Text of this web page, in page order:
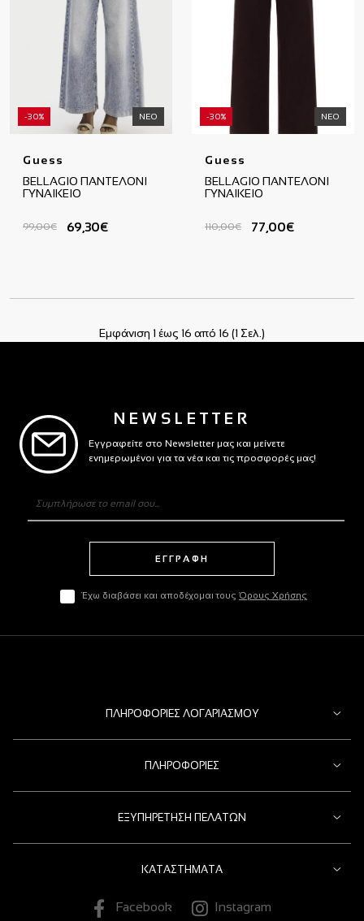
ΝΕΟ
-30%
Guess
BELLAGIO ΠΑΝΤΕΛΟΝΙ
ΓΥΝΑΙΚΕΙΟ
99,00€ 69,30€
ΝΕΟ
-30%
Guess
BELLAGIO ΠΑΝΤΕΛΟΝΙ
ΓΥΝΑΙΚΕΙΟ
110,00€ 77,00€
Εμφάνιση 1 έως 16 από 16 (1 Σελ.)
NEWSLETTER
Εγγραφείτε στο Newsletter μας και μείνετε
ενημερωμένοι για τα νέα και τις προσφορές μας!
ΕΓΓΡΑΦΗ
Έχω διαβάσει και αποδέχομαι τους Όρους Χρήσης
ΠΛΗΡΟΦΟΡΊΕΣ ΛΟΓΑΡΙΑΣΜΟΎ
ΠΛΗΡΟΦΟΡΊΕΣ
ΕΞΥΠΗΡΈΤΗΣΗ ΠΕΛΑΤΏΝ
ΚΑΤΑΣΤΉΜΑΤΑ
Facebook Instagram